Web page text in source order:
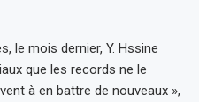
le mois dernier, Y. Hssine
que les records ne le
à en battre de nouveaux »,